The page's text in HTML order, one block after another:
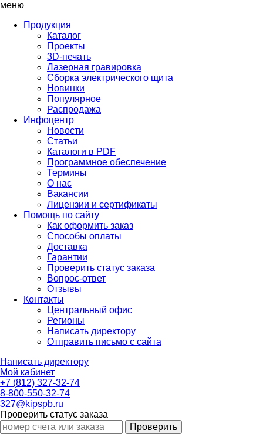
меню
Продукция
Каталог
Проекты
3D-печать
Лазерная гравировка
Сборка электрического щита
Новинки
Популярное
Распродажа
Инфоцентр
Новости
Статьи
Каталоги в PDF
Программное обеспечение
Термины
О нас
Вакансии
Лицензии и сертификаты
Помощь по сайту
Как оформить заказ
Способы оплаты
Доставка
Гарантии
Проверить статус заказа
Вопрос-ответ
Отзывы
Контакты
Центральный офис
Регионы
Написать директору
Отправить письмо с сайта
Написать директору
Мой кабинет
+7 (812) 327-32-74
8-800-550-32-74
327@kipspb.ru
Проверить статус заказа
Проверить